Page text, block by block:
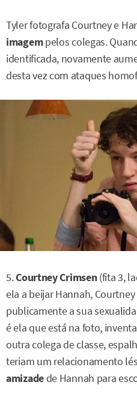
Tyler fotografa Courtney e
imagempelos colegas.
identificada, novamente
desta vez com ataques
5.Courtney Crimsen(fita 3,
ela a beijar Hannah,
publicamente a sua
é ela que está na foto,
outra colega de classe,
teriam um relacionamento
amizadede Hannah para